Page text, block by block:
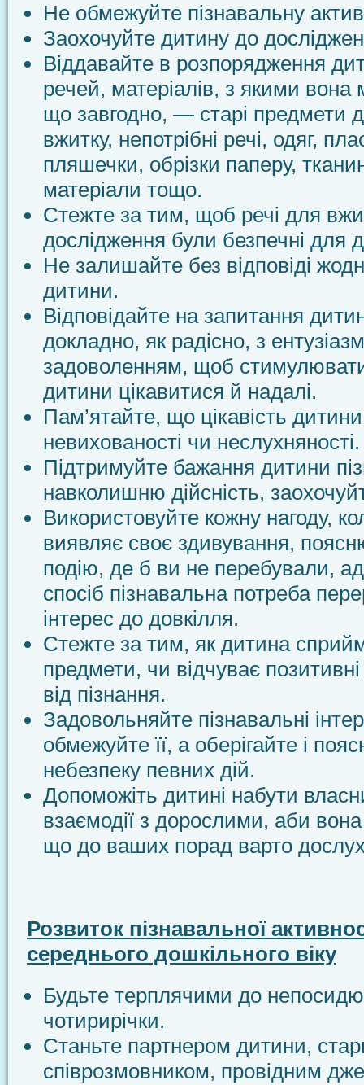
Не обмежуйте пізнавальну
Заохочуйте дитину до
Віддавайте в розпорядження
речей, матеріалів, з якими
що завгодно, — старі предмети
вжитку, непотрібні речі, одяг,
пляшечки, обрізки паперу,
матеріали тощо.
Стежте за тим, щоб речі для
дослідження були безпечні для
Не залишайте без відповіді
дитини.
Відповідайте на запитання
докладно, як радісно, з
задоволенням, щоб
дитини цікавитися й надалі.
Пам’ятайте, що цікавість
невихованості чи неслухняності.
Підтримуйте бажання дитини
навколишню дійсність,
Використовуйте кожну нагоду,
виявляє своє здивування,
подію, де б ви не перебували,
спосіб пізнавальна потреба
інтерес до довкілля.
Стежте за тим, як дитина
предмети, чи відчуває позитивні
від пізнання.
Задовольняйте пізнавальні
обмежуйте її, а оберігайте і
небезпеку певних дій.
Допоможіть дитині набути
взаємодії з дорослими, аби
що до ваших порад варто
Розвиток пізнавальної
середнього дошкільного віку
Будьте терплячими до
чотирирічки.
Станьте партнером дитини,
співрозмовником, провідним